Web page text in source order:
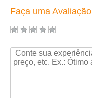
Faça uma Avaliação